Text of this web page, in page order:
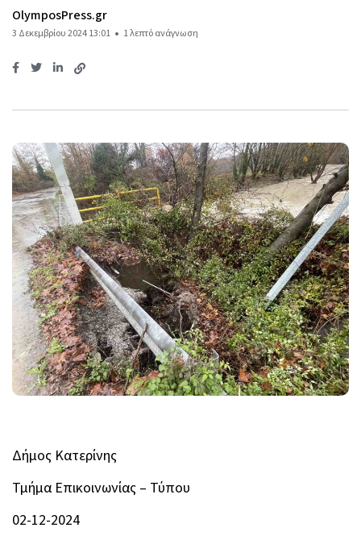
OlymposPress.gr
3 Δεκεμβρίου 2024 13:01 1 λεπτό ανάγνωση
Δήμος Κατερίνης
Τμήμα Επικοινωνίας – Τύπου
02-12-2024